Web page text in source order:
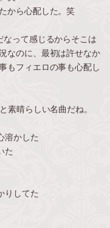
から心配した。笑
って感じるからそこは
なのに、最初は許せなか
もフィエロの事も心配し
素晴らしい名曲だね。
溶かした
た
りしてた